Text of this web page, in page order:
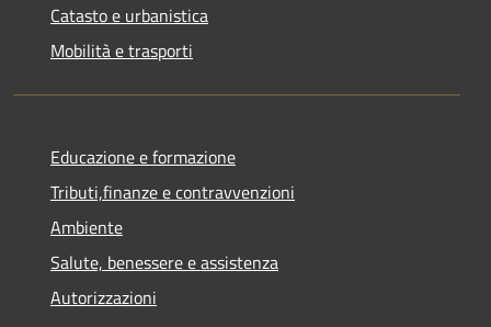
Catasto e urbanistica
Mobilità e trasporti
Educazione e formazione
Tributi,finanze e contravvenzioni
Ambiente
Salute, benessere e assistenza
Autorizzazioni